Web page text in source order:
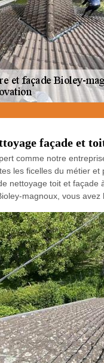
façade et
comme notre
les ficelles du métier
nettoyage toit et façade
magnoux, vous